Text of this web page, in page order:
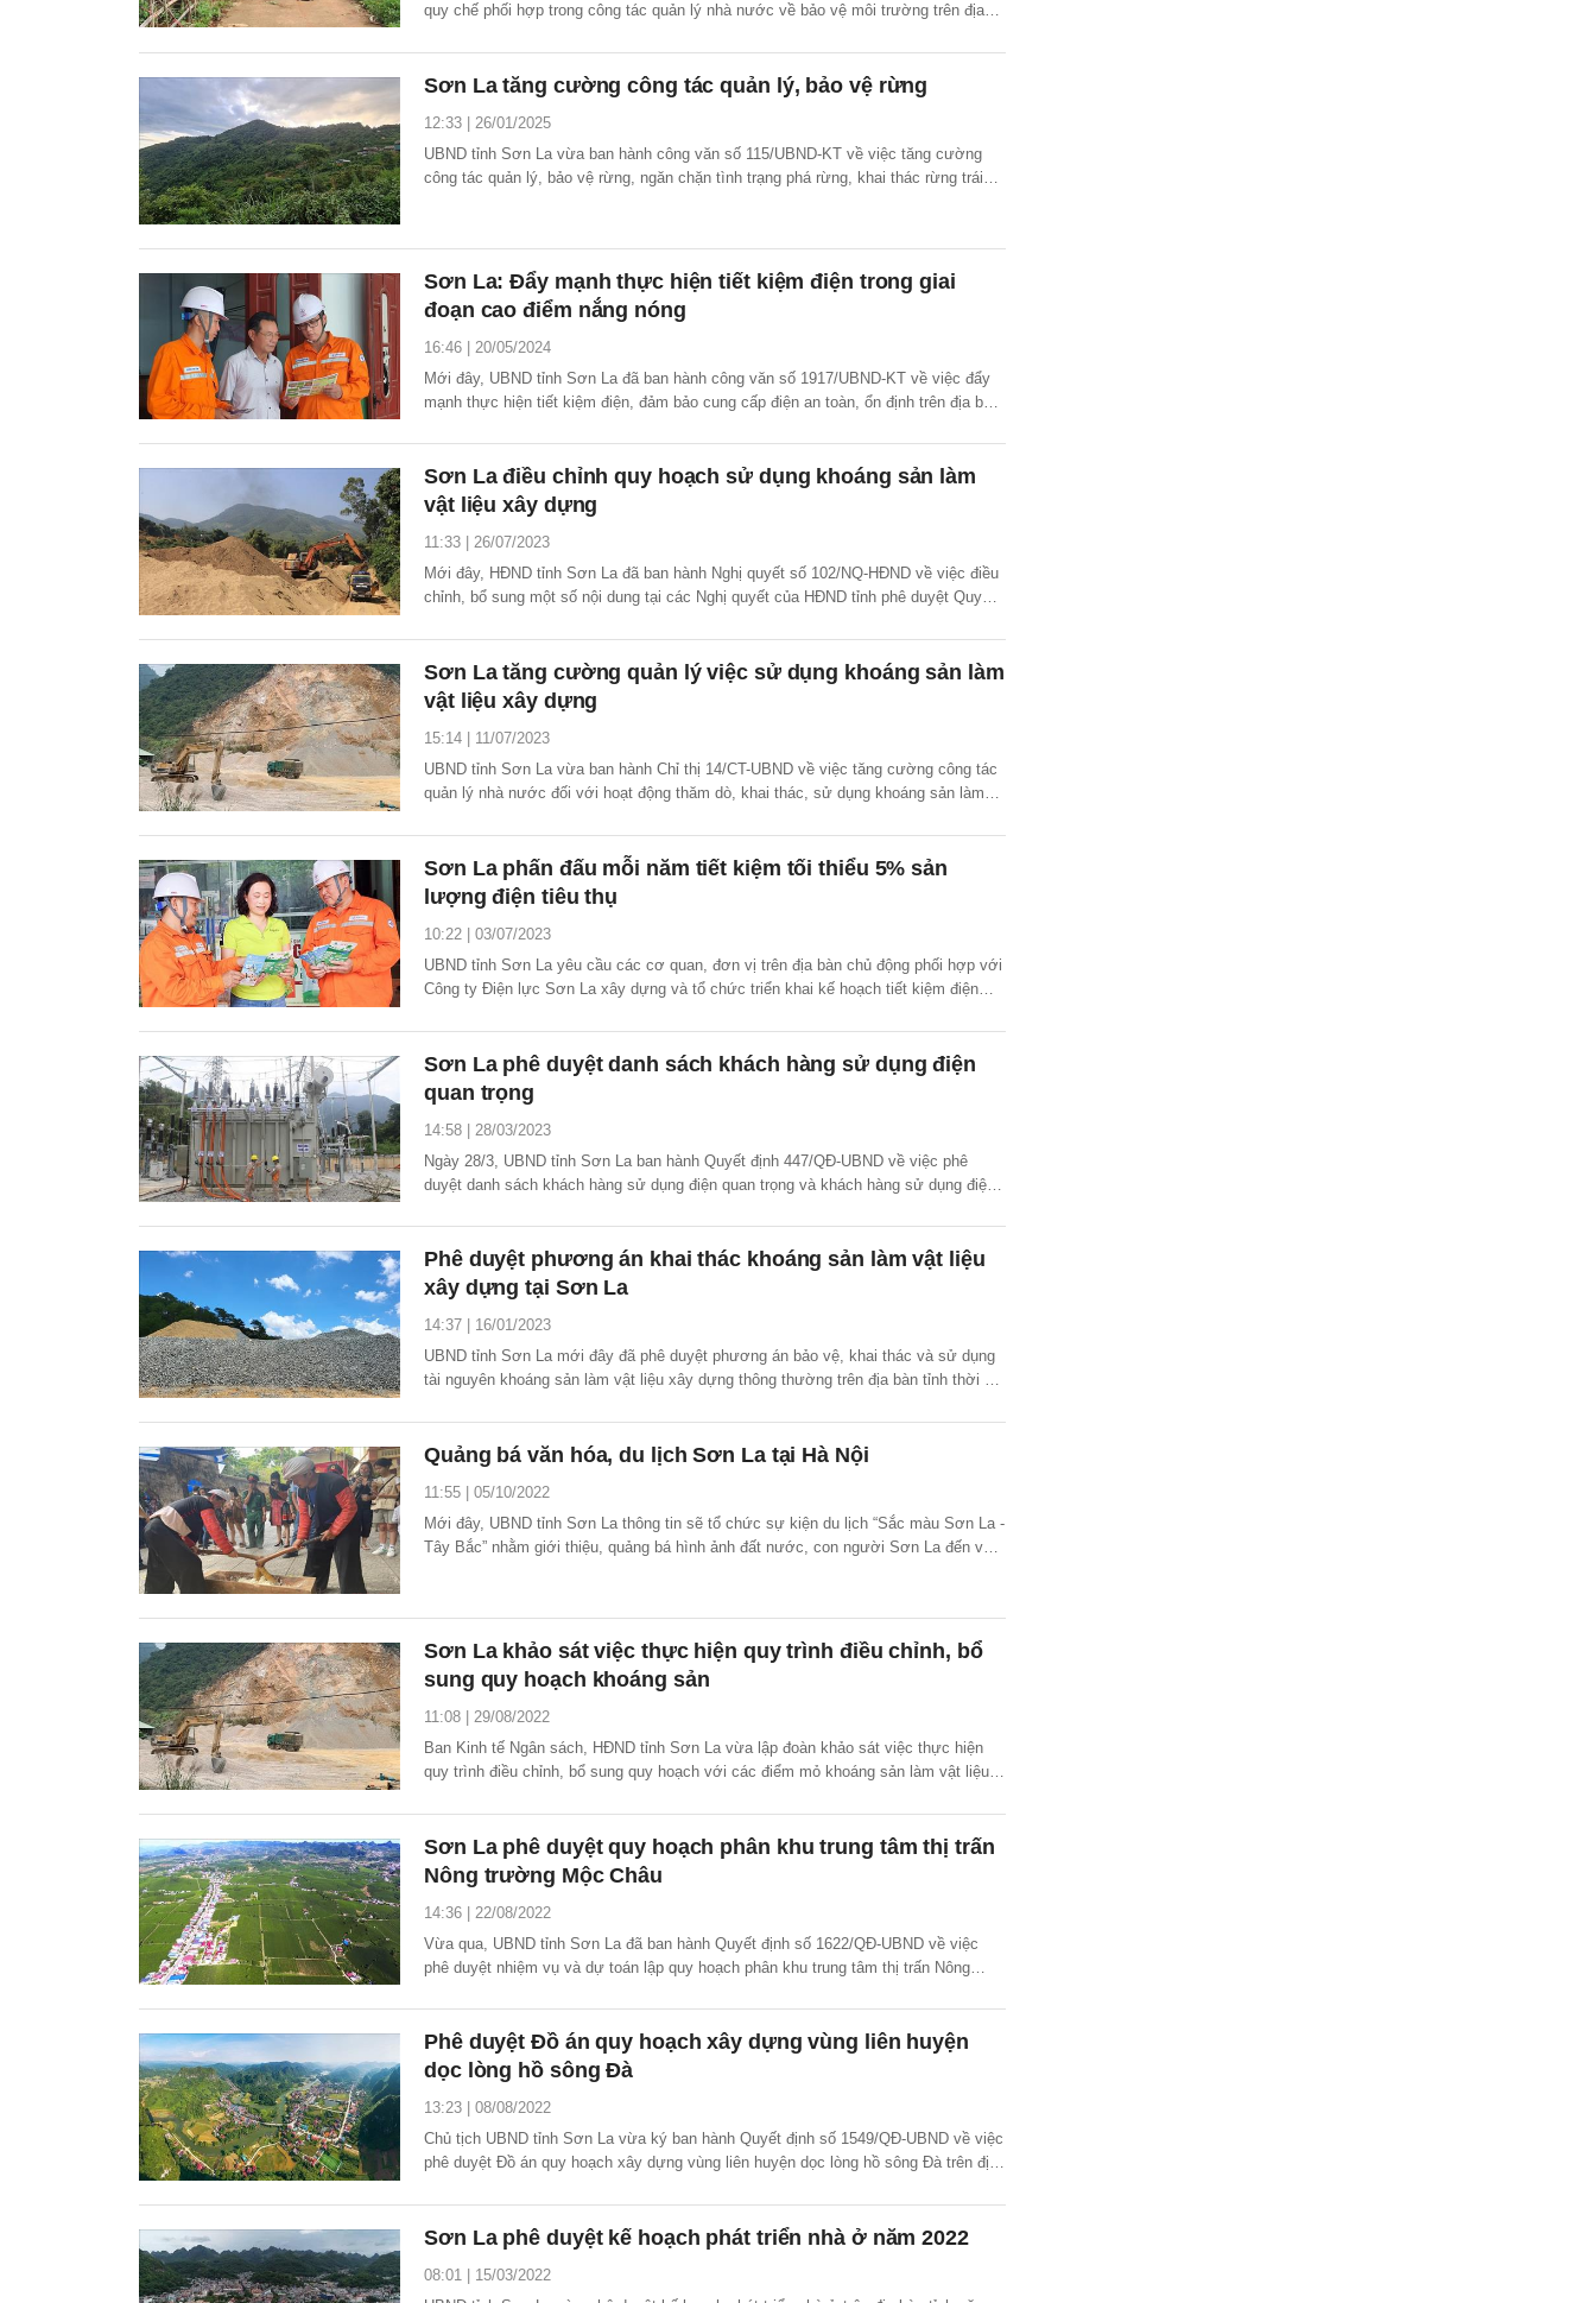
quy chế phối hợp trong công tác quản lý nhà nước về bảo vệ môi trường trên địa
Sơn La tăng cường công tác quản lý, bảo vệ rừng
12:33 | 26/01/2025
UBND tỉnh Sơn La vừa ban hành công văn số 115/UBND-KT về việc tăng cường
công tác quản lý, bảo vệ rừng, ngăn chặn tình trạng phá rừng, khai thác rừng trái
Sơn La: Đẩy mạnh thực hiện tiết kiệm điện trong giai
đoạn cao điểm nắng nóng
16:46 | 20/05/2024
Mới đây, UBND tỉnh Sơn La đã ban hành công văn số 1917/UBND-KT về việc đẩy
mạnh thực hiện tiết kiệm điện, đảm bảo cung cấp điện an toàn, ổn định trên địa bàn
Sơn La điều chỉnh quy hoạch sử dụng khoáng sản làm
vật liệu xây dựng
11:33 | 26/07/2023
Mới đây, HĐND tỉnh Sơn La đã ban hành Nghị quyết số 102/NQ-HĐND về việc điều
chỉnh, bổ sung một số nội dung tại các Nghị quyết của HĐND tỉnh phê duyệt Quy
thường trên địa bàn tỉnh Sơn La.
Sơn La tăng cường quản lý việc sử dụng khoáng sản làm
vật liệu xây dựng
15:14 | 11/07/2023
UBND tỉnh Sơn La vừa ban hành Chỉ thị 14/CT-UBND về việc tăng cường công tác
quản lý nhà nước đối với hoạt động thăm dò, khai thác, sử dụng khoáng sản làm
Sơn La phấn đấu mỗi năm tiết kiệm tối thiểu 5% sản
lượng điện tiêu thụ
10:22 | 03/07/2023
UBND tỉnh Sơn La yêu cầu các cơ quan, đơn vị trên địa bàn chủ động phối hợp với
Công ty Điện lực Sơn La xây dựng và tổ chức triển khai kế hoạch tiết kiệm điện
Sơn La phê duyệt danh sách khách hàng sử dụng điện
quan trọng
14:58 | 28/03/2023
Ngày 28/3, UBND tỉnh Sơn La ban hành Quyết định 447/QĐ-UBND về việc phê
duyệt danh sách khách hàng sử dụng điện quan trọng và khách hàng sử dụng điện
Phê duyệt phương án khai thác khoáng sản làm vật liệu
xây dựng tại Sơn La
14:37 | 16/01/2023
UBND tỉnh Sơn La mới đây đã phê duyệt phương án bảo vệ, khai thác và sử dụng
tài nguyên khoáng sản làm vật liệu xây dựng thông thường trên địa bàn tỉnh thời kỳ
Quảng bá văn hóa, du lịch Sơn La tại Hà Nội
11:55 | 05/10/2022
Mới đây, UBND tỉnh Sơn La thông tin sẽ tổ chức sự kiện du lịch “Sắc màu Sơn La -
Tây Bắc” nhằm giới thiệu, quảng bá hình ảnh đất nước, con người Sơn La đến với
Sơn La khảo sát việc thực hiện quy trình điều chỉnh, bổ
sung quy hoạch khoáng sản
11:08 | 29/08/2022
Ban Kinh tế Ngân sách, HĐND tỉnh Sơn La vừa lập đoàn khảo sát việc thực hiện
quy trình điều chỉnh, bổ sung quy hoạch với các điểm mỏ khoáng sản làm vật liệu
Sơn La phê duyệt quy hoạch phân khu trung tâm thị trấn
Nông trường Mộc Châu
14:36 | 22/08/2022
Vừa qua, UBND tỉnh Sơn La đã ban hành Quyết định số 1622/QĐ-UBND về việc
phê duyệt nhiệm vụ và dự toán lập quy hoạch phân khu trung tâm thị trấn Nông
hoạch 620ha.
Phê duyệt Đồ án quy hoạch xây dựng vùng liên huyện
dọc lòng hồ sông Đà
13:23 | 08/08/2022
Chủ tịch UBND tỉnh Sơn La vừa ký ban hành Quyết định số 1549/QĐ-UBND về việc
phê duyệt Đồ án quy hoạch xây dựng vùng liên huyện dọc lòng hồ sông Đà trên địa
Sơn La phê duyệt kế hoạch phát triển nhà ở năm 2022
08:01 | 15/03/2022